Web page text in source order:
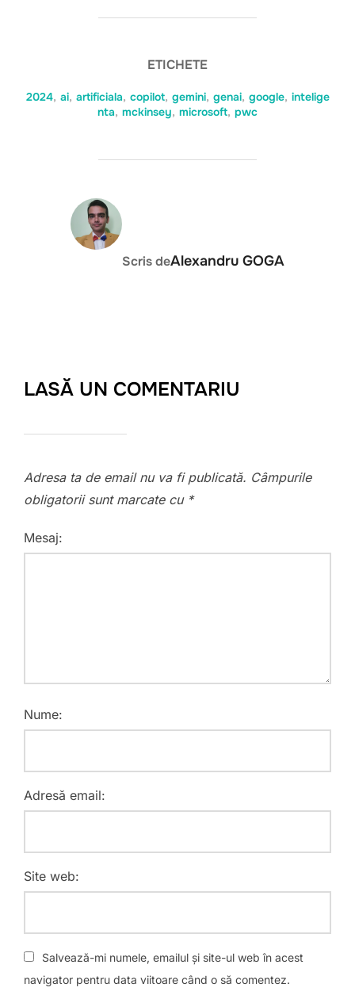
ETICHETE
2024, ai, artificiala, copilot, gemini, genai, google, intelige
nta, mckinsey, microsoft, pwc
Scris deAlexandru GOGA
LASĂ UN COMENTARIU
Adresa ta de email nu va fi publicată. Câmpurile
obligatorii sunt marcate cu *
Mesaj:
Nume:
Adresă email:
Site web:
Salvează-mi numele, emailul și site-ul web în acest
navigator pentru data viitoare când o să comentez.